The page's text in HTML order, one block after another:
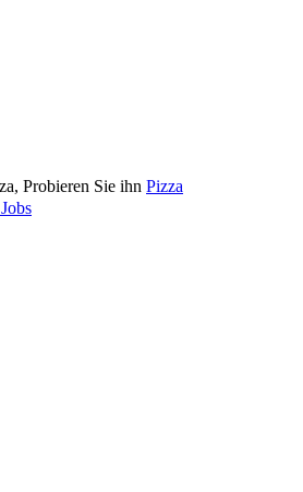
Probieren Sie ihn Pizza